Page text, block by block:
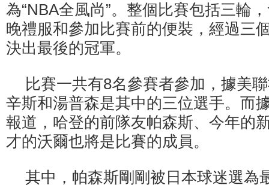
為“NBA全風尚”。整個比賽包括三輪
晚禮服和參加比賽前的便裝，經過三
決出最後的冠軍。
比賽一共有8名參賽者參加，據美
辛斯和湯普森是其中的三位選手。而
報道，哈登的前隊友帕森斯、今年的
才的沃爾也將是比賽的成員。
其中，帕森斯剛剛被日本球迷選為